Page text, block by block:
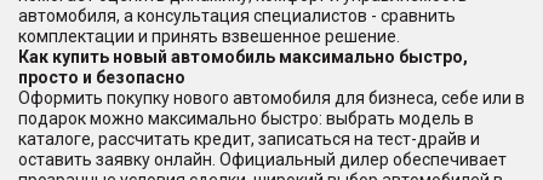
автомобиля, а консультация специалистов - сравнить
комплектации и принять взвешенное решение.
Как купить новый автомобиль максимально быстро,
просто и безопасно
Оформить покупку нового автомобиля для бизнеса, себе или в
подарок можно максимально быстро: выбрать модель в
каталоге, рассчитать кредит, записаться на тест-драйв и
оставить заявку онлайн. Официальный дилер обеспечивает